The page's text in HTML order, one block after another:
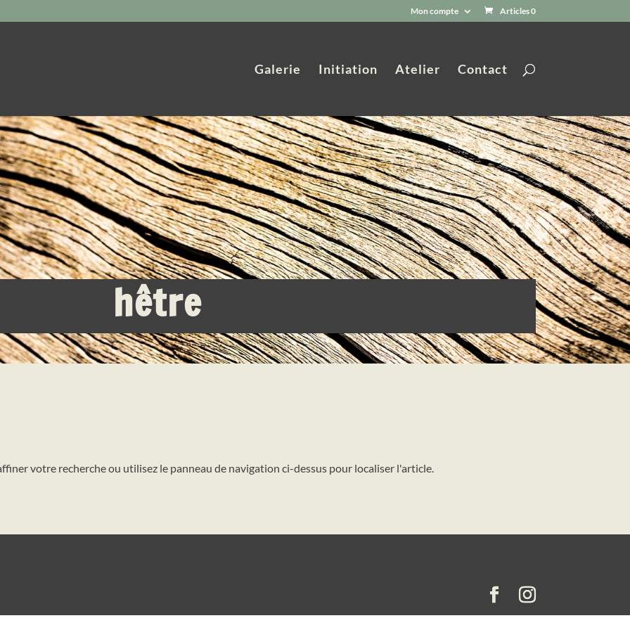
Mon compte Articles 0
Galerie Initiation Atelier Contact
hêtre
votre recherche ou utilisez le panneau de navigation ci-dessus pour localiser l'article.